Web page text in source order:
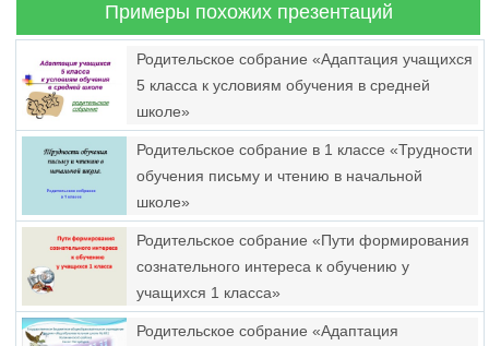
Примеры похожих презентаций
Родительское собрание «Адаптация учащихся
5 класса к условиям обучения в средней
школе»
Родительское собрание в 1 классе «Трудности
обучения письму и чтению в начальной
школе»
Родительское собрание «Пути формирования
сознательного интереса к обучению у
учащихся 1 класса»
Родительское собрание «Адаптация